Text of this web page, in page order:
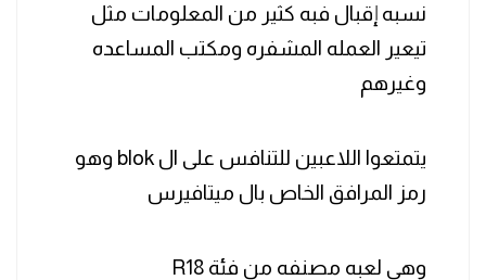
نسبه إقبال فبه كثير من المعلومات مثل
تيعير العمله المشفره ومكتب المساعده
وغيرهم
يتمتعوا اللاعبين للتنافس على ال blok وهو
رمز المرافق الخاص بال ميتافيرس
وهي لعبه مصنفه من فئة R18